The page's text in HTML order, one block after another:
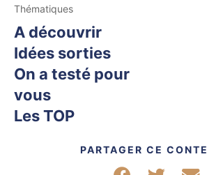
Thématiques
A découvrir
Idées sorties
On a testé pour
vous
Les TOP
PARTAGER CE
Partager sur